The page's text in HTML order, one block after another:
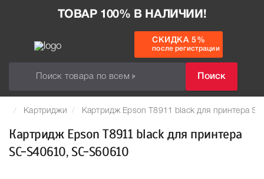
ТОВАР 100% В НАЛИЧИИ!
Поиск
СКИДКА 5%
после регистрации
Картриджи Картридж Epson T8911 black для принтера
Картридж Epson T8911 black для принтера
SC-S40610, SC-S60610